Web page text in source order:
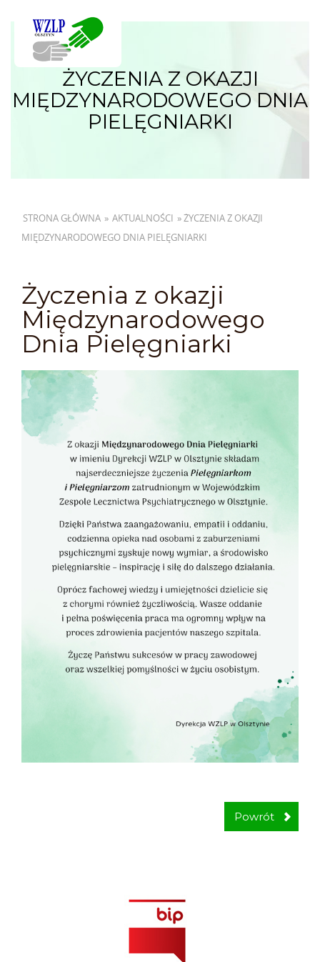
ŻYCZENIA Z OKAZJI
MIĘDZYNARODOWEGO DNIA
PIELĘGNIARKI
STRONA GŁÓWNA » AKTUALNOŚCI »ŻYCZENIA Z OKAZJI
MIĘDZYNARODOWEGO DNIA PIELĘGNIARKI
Życzenia z okazji
Międzynarodowego
Dnia Pielęgniarki
Powrót